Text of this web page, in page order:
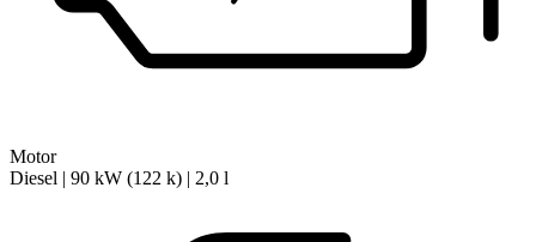
Motor
Diesel | 90 kW (122 k) | 2,0 l